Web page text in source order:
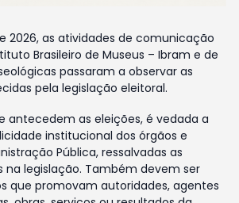
2026, as atividades de comunicação
Brasileiro de Museus – Ibram e de
passaram a observar as
pela legislação eleitoral.
antecedem as eleições, é vedada a
institucional dos órgãos e
Pública, ressalvadas as
na legislação. Também devem ser
que promovam autoridades, agentes